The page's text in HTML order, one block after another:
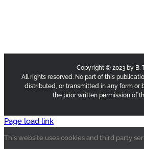
Copyright © 2023 by B.
All rights reserved. No part of this
distributed, or transmitted in any form or
the prior written permission of
Page load link
This website uses cookies and third party